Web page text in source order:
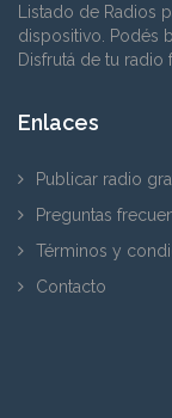
Listado de Radios
dispositivo. Podés
Disfrutá de tu radio
Enlaces
Publicar radio
Preguntas
Términos y
Contacto